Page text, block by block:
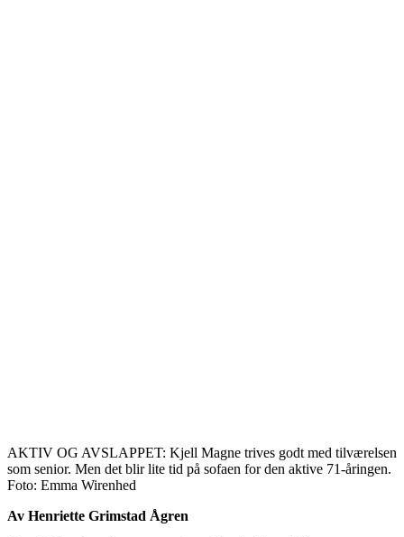
AKTIV OG AVSLAPPET: Kjell Magne trives godt med tilværelsen
som senior. Men det blir lite tid på sofaen for den aktive 71-åringen.
Foto: Emma Wirenhed
Av Henriette Grimstad Ågren